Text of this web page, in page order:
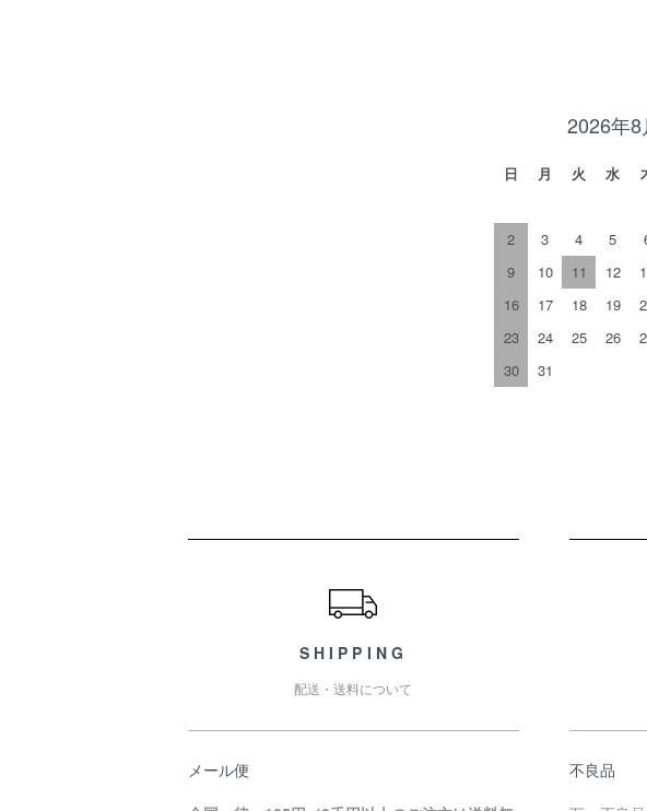
2026年8
日 月 火 水
2
3 4 5
9
10 11 12
16
17 18 19
23
24 25 26
30
31
SHIPPING
配送・送料について
メール便
不良品